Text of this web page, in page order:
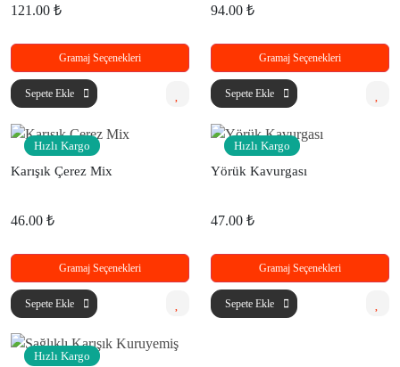
121.00 ₺
Gramaj Seçenekleri
Sepete Ekle
94.00 ₺
Gramaj Seçenekleri
Sepete Ekle
Hızlı Kargo
Karışık Çerez Mix
46.00 ₺
Gramaj Seçenekleri
Sepete Ekle
Hızlı Kargo
Yörük Kavurgası
47.00 ₺
Gramaj Seçenekleri
Sepete Ekle
Hızlı Kargo